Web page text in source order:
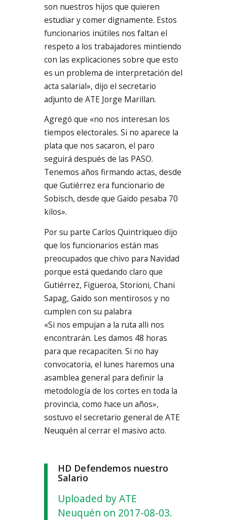
son nuestros hijos que quieren
estudiar y comer dignamente. Estos
funcionarios inútiles nos faltan el
respeto a los trabajadores mintiendo
con las explicaciones sobre que esto
es un problema de interpretación del
acta salarial», dijo el secretario
adjunto de ATE Jorge Marillan.
Agregó que «no nos interesan los
tiempos electorales. Si no aparece la
plata que nos sacaron, el paro
seguirá después de las PASO.
Tenemos años firmando actas, desde
que Gutiérrez era funcionario de
Sobisch, desde que Gaido pesaba 70
kilos».
Por su parte Carlos Quintriqueo dijo
que los funcionarios están mas
preocupados que chivo para Navidad
porque está quedando claro que
Gutiérrez, Figueroa, Storioni, Chani
Sapag, Gaido son mentirosos y no
cumplen con su palabra
«Si nos empujan a la ruta alli nos
encontrarán. Les damos 48 horas
para que recapaciten. Si no hay
convocatoria, el lunes haremos una
asamblea general para definir la
metodología de los cortes en toda la
provincia, como hace un años»,
sostuvo el secretario general de ATE
Neuquén al cerrar el masivo acto.
HD Defendemos nuestro
Salario
Uploaded by ATE
Neuquén on 2017-08-03.